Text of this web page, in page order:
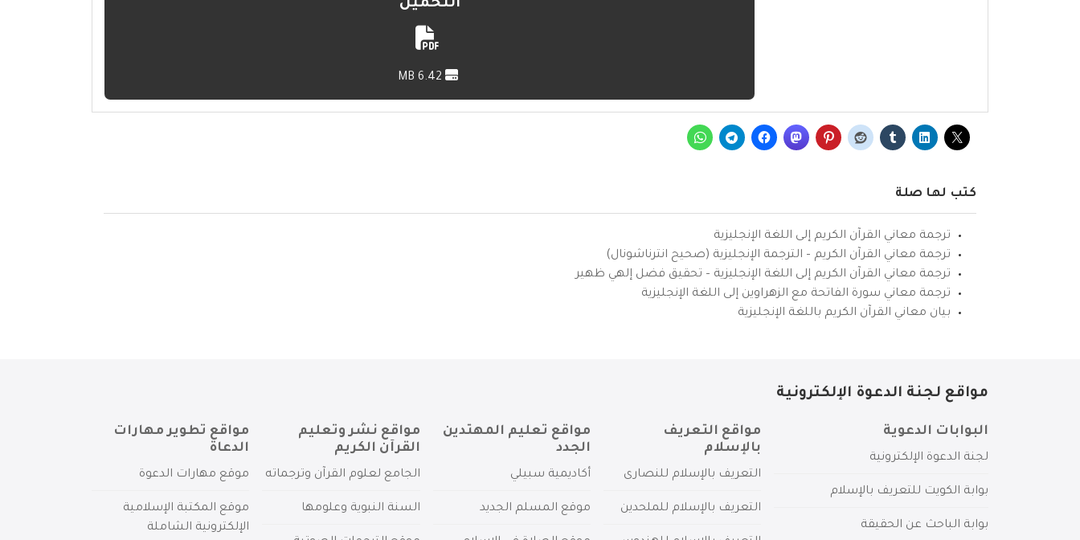
التحميل
كتب لها صلة
ترجمة معاني القرآن الكريم إلى اللغة الإنجليزية
ترجمة معاني القرآن الكريم – الترجمة الإنجليزية (صحيح انترناشونال)
ترجمة معاني القرآن الكريم إلى اللغة الإنجليزية – تحقيق فضل إلهي ظهير
ترجمة معاني سورة الفاتحة مع الزهراوين إلى اللغة الإنجليزية
بيان معاني القرآن الكريم باللغة الإنجليزية
مواقع لجنة الدعوة الإلكترونية
البوابات الدعوية
لجنة الدعوة الإلكترونية
بوابة الكويت للتعريف بالإسلام
بوابة الباحث عن الحقيقة
مواقع التعريف
بالإسلام
التعريف بالإسلام للنصارى
التعريف بالإسلام للملحدين
مواقع تعليم المهتدين
الجدد
أكاديمية سبيلي
موقع المسلم الجديد
مواقع نشر وتعليم
القرآن الكريم
الجامع لعلوم القرآن وترجماته
السنة النبوية وعلومها
مواقع تطوير مهارات
الدعاة
موقع مهارات الدعوة
موقع المكتبة الإسلامية
الإلكترونية الشاملة